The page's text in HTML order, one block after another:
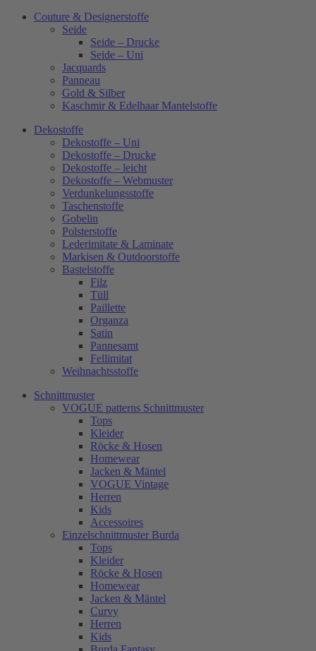
Couture & Designerstoffe
Seide
Seide – Drucke
Seide – Uni
Jacquards
Panneau
Gold & Silber
Kaschmir & Edelhaar Mantelstoffe
Dekostoffe
Dekostoffe – Uni
Dekostoffe – Drucke
Dekostoffe – leicht
Dekostoffe – Webmuster
Verdunkelungsstoffe
Taschenstoffe
Gobelin
Polsterstoffe
Lederimitate & Laminate
Markisen & Outdoorstoffe
Bastelstoffe
Filz
Tüll
Paillette
Organza
Satin
Pannesamt
Fellimitat
Weihnachtsstoffe
Schnittmuster
VOGUE patterns Schnittmuster
Tops
Kleider
Röcke & Hosen
Homewear
Jacken & Mäntel
VOGUE Vintage
Herren
Kids
Accessoires
Einzelschnittmuster Burda
Tops
Kleider
Röcke & Hosen
Homewear
Jacken & Mäntel
Curvy
Herren
Kids